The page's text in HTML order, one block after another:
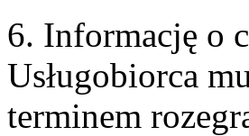
6. Informację o
Usługobiorca
terminem